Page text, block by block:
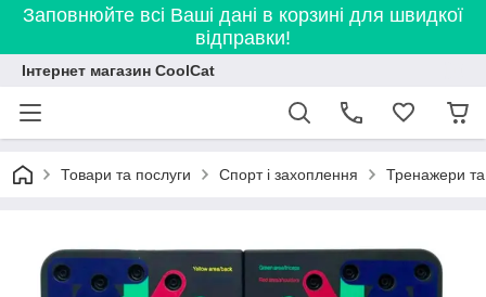
Заповнюйте всі Ваші дані в корзині для швидкої
відправки!
Інтернет магазин CoolCat
Товари та послуги Спорт і захоплення Тренажери